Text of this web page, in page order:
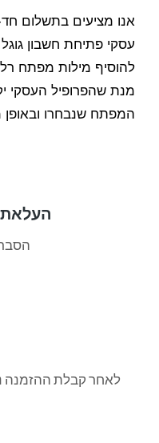
אנו מציעים בתשלום
עסקי פתיחת חשבון
להוסיף מילות מפתח
מנת שהפרופיל העסקי
המפתח שנבחרו ובאופן
העלאת
הסבר
לאחר קבלת ההזמנה